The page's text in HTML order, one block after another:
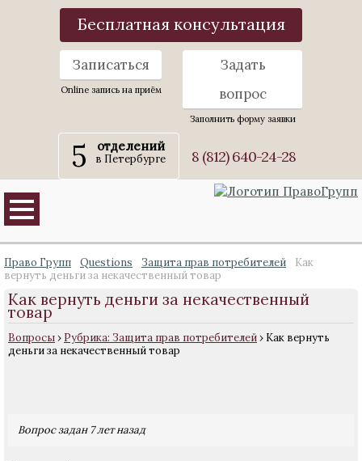
Бесплатная консультация
Записаться
Online запись на приём
Задать
вопрос
Заполнить форму заявки
5 отделений
в Петербурге 8 (812) 640-24-28
Право Групп Questions Защита прав потребителей
Как
вернуть деньги за некачественный товар
Как вернуть деньги за некачественный
товар
Вопросы› Рубрика: Защита прав потребителей› Как вернуть
деньги за некачественный товар
Вопрос задан 7 лет назад